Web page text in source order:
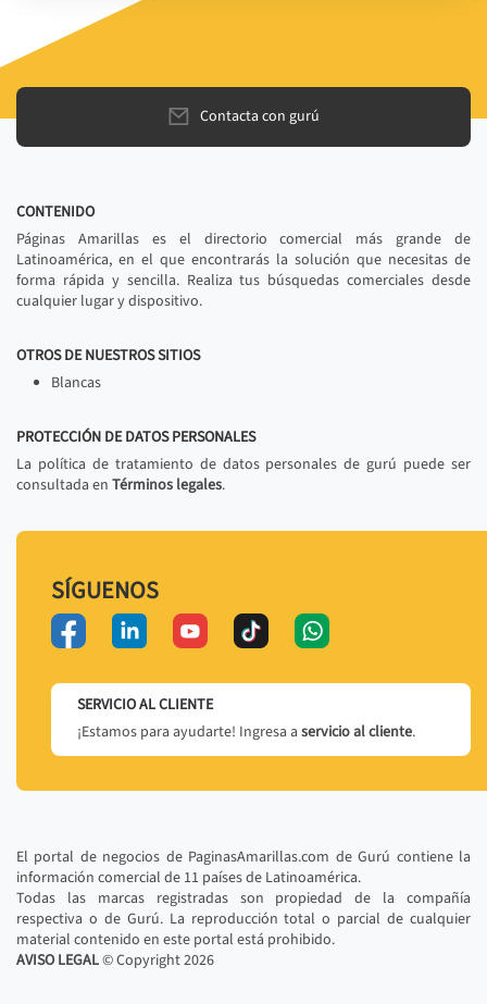
Contacta con gurú
CONTENIDO
Páginas Amarillas es el directorio comercial más grande de
Latinoamérica, en el que encontrarás la solución que necesitas de
forma rápida y sencilla. Realiza tus búsquedas comerciales desde
cualquier lugar y dispositivo.
OTROS DE NUESTROS SITIOS
Blancas
PROTECCIÓN DE DATOS PERSONALES
La política de tratamiento de datos personales de gurú puede ser
consultada en Términos legales.
SÍGUENOS
SERVICIO AL CLIENTE
¡Estamos para ayudarte! Ingresa a servicio al cliente.
El portal de negocios de PaginasAmarillas.com de Gurú contiene la
información comercial de 11 países de Latinoamérica.
Todas las marcas registradas son propiedad de la compañía
respectiva o de Gurú. La reproducción total o parcial de cualquier
material contenido en este portal está prohibido.
AVISO LEGAL© Copyright2026